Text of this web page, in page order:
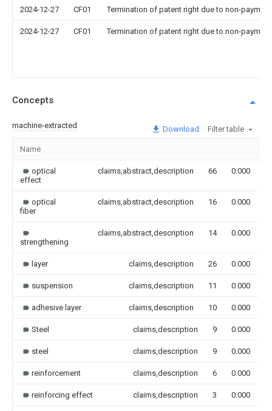
2024-12-27 CF01 Termination of patent right due to non-
2024-12-27 CF01 Termination of patent right due to non-
Concepts
machine-extracted Download Filter table
Name
optical
effect
claims,abstract,description 66 0.000
optical
fiber
claims,abstract,description 16 0.000
strengthening
claims,abstract,description 14 0.000
layer claims,description 26 0.000
suspension claims,description 11 0.000
adhesive layer claims,description 10 0.000
Steel claims,description 9 0.000
steel claims,description 9 0.000
reinforcement claims,description 6 0.000
reinforcing effect claims,description 3 0.000